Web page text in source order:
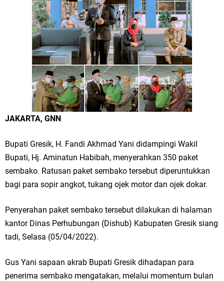
Tumpeng Nasi Krawu Pecahkan Rekor MURI, KWGe Angkat Kuliner
Gresik ke Panggung Dunia
FOZ Jatim, BAZNAS, dan Kemenag Salurkan 22.456 Bingkisan Lebaran
Yatim Serentak di Berbagai Daerah di Jawa Timur
Bupati Gresik Gus Yani Resmikan Kantor Desa Sidoraharjo: Simbol
Optik Merlin Donasikan Rp10,36 Juta, Perkuat Keberlanjutan Program
JKNN
Ruwatan Malam Satu Suro di Dusun Kedungsekar Lor, Tradisi Luhur
yang Terus Istiqomah
Ketua DPD Golkar Gresik Wongso Negoro Sambut Tahun Baru Islam
Wakil Ketua DPRD Gresik Mujid Riduan Sampaikan Doa dan Harapan di
JAKARTA, GNN
Bupati Gresik, H. Fandi Akhmad Yani didampingi Wakil
Bupati, Hj. Aminatun Habibah, menyerahkan 350 paket
sembako. Ratusan paket sembako tersebut diperuntukkan
bagi para sopir angkot, tukang ojek motor dan ojek dokar.
Penyerahan paket sembako tersebut dilakukan di halaman
kantor Dinas Perhubungan (Dishub) Kabupaten Gresik siang
tadi, Selasa (05/04/2022).
Gus Yani sapaan akrab Bupati Gresik dihadapan para
penerima sembako mengatakan, melalui momentum bulan